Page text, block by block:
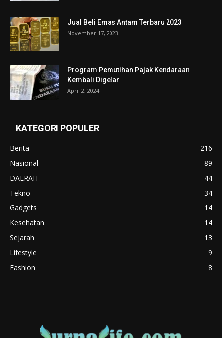
Jual Beli Emas Antam Terbaru 2023
November 17, 2023
Program Pemutihan Pajak Kendaraan
Kembali Digelar
April 2, 2024
KATEGORI POPULER
Berita
216
Nasional
89
DAERAH
44
Tekno
34
Gadgets
14
Kesehatan
14
Sejarah
13
Lifestyle
9
Fashion
8